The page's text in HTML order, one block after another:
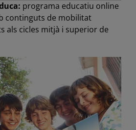
programa educatiu online
continguts de mobilitat
als cicles mitjà i superior de